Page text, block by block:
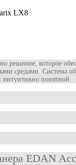
LX8
которое
средами. Система
понятной.
EDAN